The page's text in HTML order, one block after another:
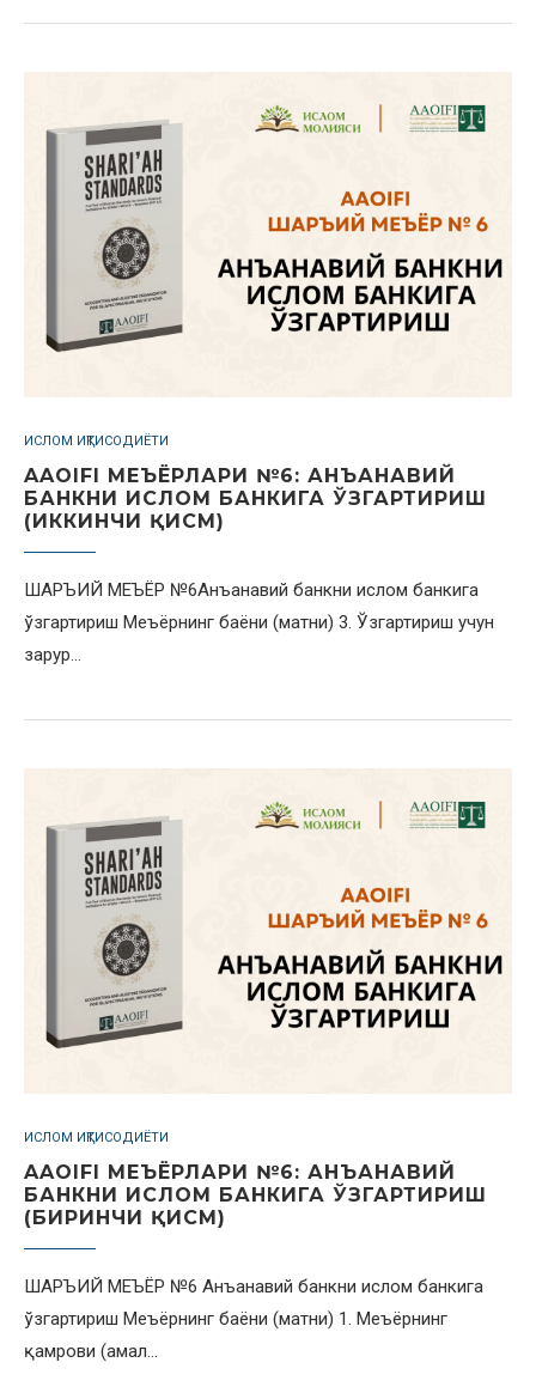
ИСЛОМ ИҚТИСОДИЁТИ
AAOIFI МЕЪЁРЛАРИ №6: АНЪАНАВИЙ
БАНКНИ ИСЛОМ БАНКИГА ЎЗГАРТИРИШ
(ИККИНЧИ ҚИСМ)
ШАРЪИЙ МЕЪЁР №6Анъанавий банкни ислом банкига
ўзгартириш Меъёрнинг баёни (матни) 3. Ўзгартириш учун
зарур…
ИСЛОМ ИҚТИСОДИЁТИ
AAOIFI МЕЪЁРЛАРИ №6: АНЪАНАВИЙ
БАНКНИ ИСЛОМ БАНКИГА ЎЗГАРТИРИШ
(БИРИНЧИ ҚИСМ)
ШАРЪИЙ МЕЪЁР №6 Анъанавий банкни ислом банкига
ўзгартириш Меъёрнинг баёни (матни) 1. Меъёрнинг
қамрови (амал…